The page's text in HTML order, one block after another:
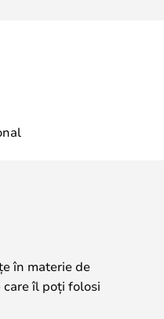
în materie de
îl poți folosi